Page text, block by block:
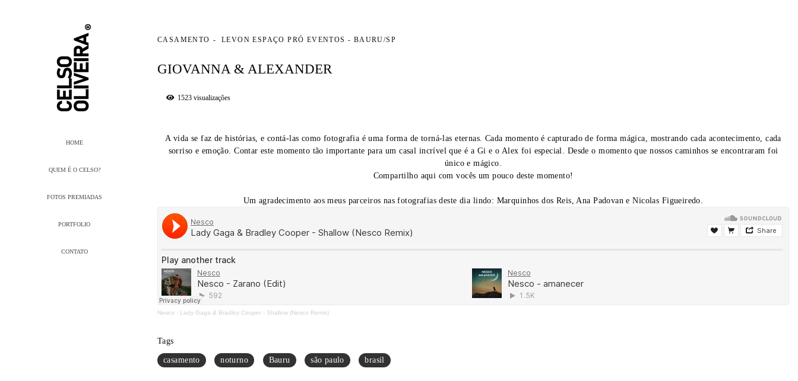
HOME
QUEM É O CELSO?
FOTOS PREMIADAS
PORTFOLIO
CONTATO
CASAMENTO LEVON ESPAÇO PRÓ EVENTOS - BAURU/SP
GIOVANNA & ALEXANDER
1523 visualizações
A vida se faz de histórias, e contá-las como fotografia é uma forma de torná-las eternas. Cada momento é capturado de forma mágica, mostrando cada acontecimento, cada
sorriso e emoção. Contar este momento tão importante para um casal incrível que é a Gi e o Alex foi especial. Desde o momento que nossos caminhos se encontraram foi
único e mágico.
Compartilho aqui com vocês um pouco deste momento!
Um agradecimento aos meus parceiros nas fotografias deste dia lindo: Marquinhos dos Reis, Ana Padovan e Nicolas Figueiredo.
Nesco · Lady Gaga & Bradley Cooper - Shallow (Nesco Remix)
Tags
casamento noturno Bauru são paulo brasil